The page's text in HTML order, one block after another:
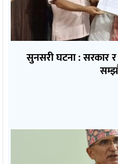
सुनसरी घटना : सरकार